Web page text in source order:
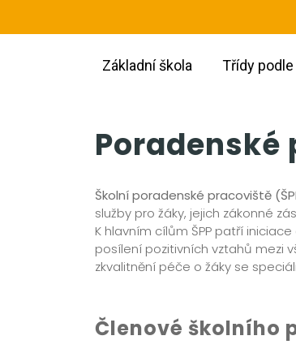
Základní škola Třídy
Poradenské
Školní poradenské pracoviště
služby pro žáky, jejich zákonné
K hlavním cílům ŠPP patří
posílení pozitivních vztahů mezi
zkvalitnění péče o žáky se
Členové školního